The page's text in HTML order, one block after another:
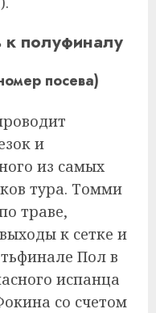
к полуфиналу
посева)
и
из самых
тура. Томми
траве,
к сетке и
Пол в
испанца
со счетом